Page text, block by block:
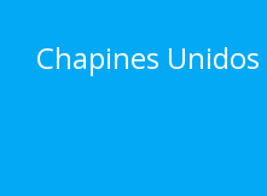
Chapines